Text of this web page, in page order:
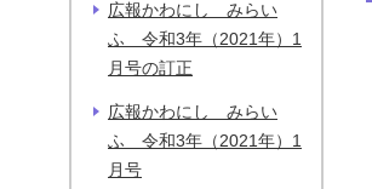
広報かわにし みらい
ふ 令和3年（2021年）1
月号の訂正
広報かわにし みらい
ふ 令和3年（2021年）1
月号